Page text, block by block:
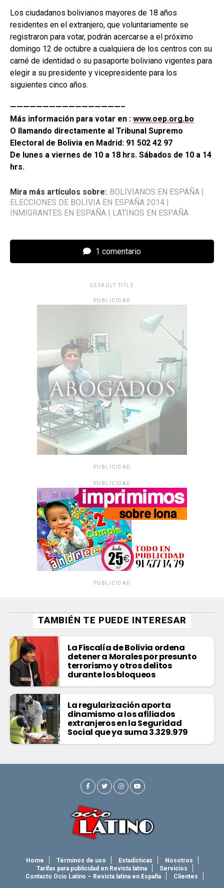
Los ciudadanos bolivianos mayores de 18 años
residentes en el extranjero, que voluntariamente se
registraron para votar, podrán acercarse a el próximo
domingo 12 de octubre a cualquiera de los centros con su
carné de identidad o su pasaporte boliviano vigentes para
elegir a su presidente y vicepresidente para los
siguientes cinco años.
—————————————————–
Más información para votar en : www.oep.org.bo
O llamando directamente al Tribunal Supremo
Electoral de Bolivia en Madrid: 91 502 42 97
De lunes a viernes de 10 a 18 hrs. Sábados de 10 a 14
hrs.
Mira más artículos sobre: BOLIVIANOS EN ESPAÑA
ELECCIONES DE BOLIVIA EN ESPAÑA 2014
INMIGRANTES EN ESPAÑA
LATINOS EN ESPAÑA
1 comentario
DEFAULT TITLE
PUBLICIDAD
PUBLICIDAD
PUBLICIDAD
PUBLICIDAD
TAMBIÉN TE PUEDE INTERESAR
La Fiscalía de Bolivia ordena
detener a Morales por presunto
terrorismo y otros delitos
durante los bloqueos
La regularización aporta
dinamismo a los afiliados
extranjeros en la Seguridad
Social que ya suma 3.329.979
Home Términos de uso Estadísticas
Nosotros
Tarifas para publicidad en Revista latina
Servicios
Contacto Ocio Latino – Revista latina en España
Clientes